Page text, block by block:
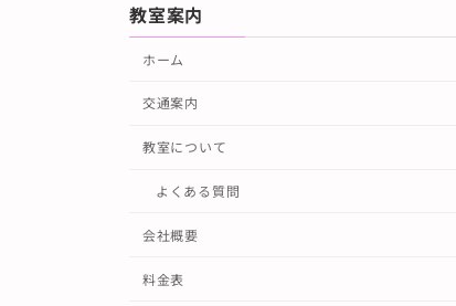
教室案内
ホーム
交通案内
教室について
よくある質問
会社概要
料金表